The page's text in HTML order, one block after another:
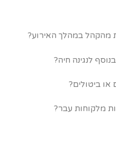
במהלך האירוע?
ביטולים?
מלקוחות עבר?